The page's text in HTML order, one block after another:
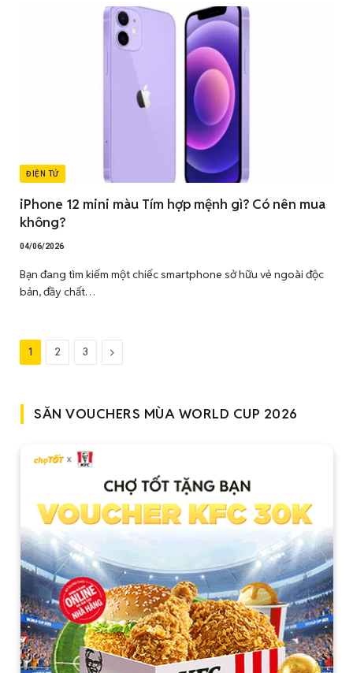
ĐIỆN TỬ
iPhone 12 mini màu Tím hợp mệnh gì? Có nên mua
không?
04/06/2026
Bạn đang tìm kiếm một chiếc smartphone sở hữu vẻ ngoài độc
bản, đầy chất…
1 2 3
Tiếp
SĂN VOUCHERS MÙA WORLD CUP 2026